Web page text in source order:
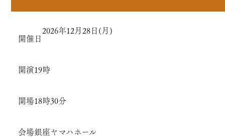
開催日
2026年12月28日(月)
開演19時
開場18時30分
会場銀座ヤマハホール